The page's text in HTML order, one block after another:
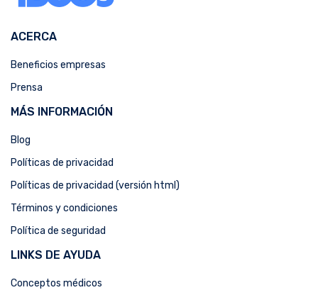
ACERCA
Beneficios empresas
Prensa
MÁS INFORMACIÓN
Blog
Políticas de privacidad
Políticas de privacidad (versión html)
Términos y condiciones
Política de seguridad
LINKS DE AYUDA
Conceptos médicos